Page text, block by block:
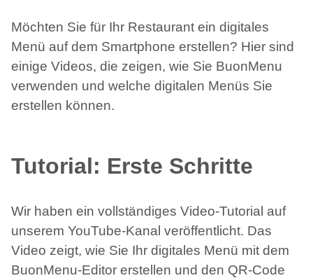
Möchten Sie für Ihr Restaurant ein digitales
Menü auf dem Smartphone erstellen? Hier sind
einige Videos, die zeigen, wie Sie BuonMenu
verwenden und welche digitalen Menüs Sie
erstellen können.
Tutorial: Erste Schritte
Wir haben ein vollständiges Video-Tutorial auf
unserem YouTube-Kanal veröffentlicht. Das
Video zeigt, wie Sie Ihr digitales Menü mit dem
BuonMenu-Editor erstellen und den QR-Code